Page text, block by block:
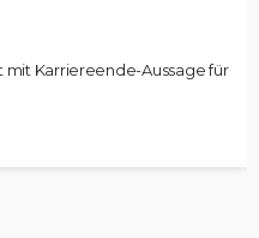
mit Karriereende-Aussage für